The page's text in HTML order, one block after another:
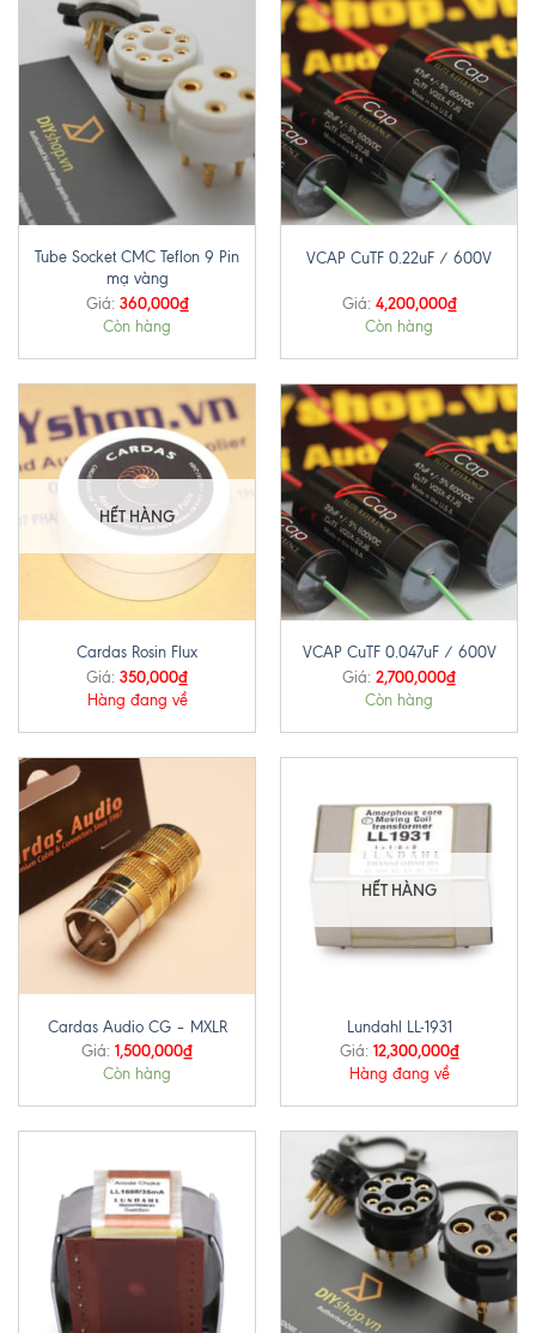
Tube Socket CMC Teflon 9 Pin
mạ vàng
Giá: 360,000₫
Còn hàng
VCAP CuTF 0.22uF / 600V
Giá: 4,200,000₫
Còn hàng
HẾT HÀNG
Cardas Rosin Flux
Giá: 350,000₫
Hàng đang về
VCAP CuTF 0.047uF / 600V
Giá: 2,700,000₫
Còn hàng
Cardas Audio CG – MXLR
Giá: 1,500,000₫
Còn hàng
HẾT HÀNG
Lundahl LL-1931
Giá: 12,300,000₫
Hàng đang về